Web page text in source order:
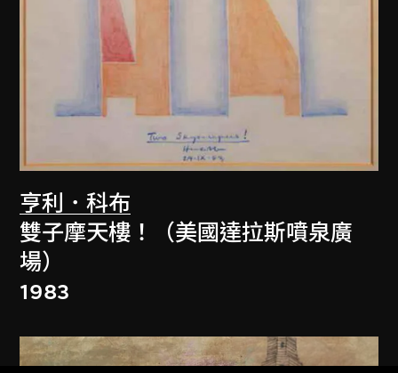
亨利．科布
雙子摩天樓！（美國達拉斯噴泉廣
場）
1983